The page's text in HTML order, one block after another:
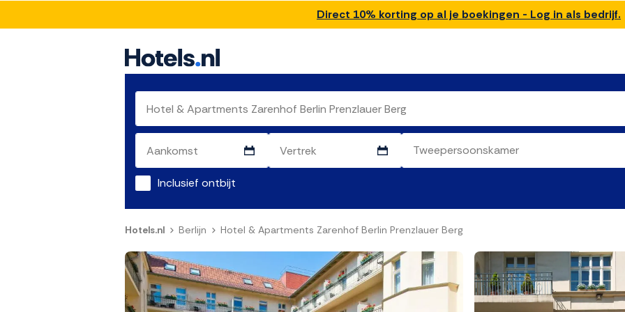
Direct 10% korting op al je boekingen - Log in als bedrijf.
Inclusief ontbijt
Hotels.nl Berlijn Hotel & Apartments Zarenhof Berlin Prenzlauer Berg